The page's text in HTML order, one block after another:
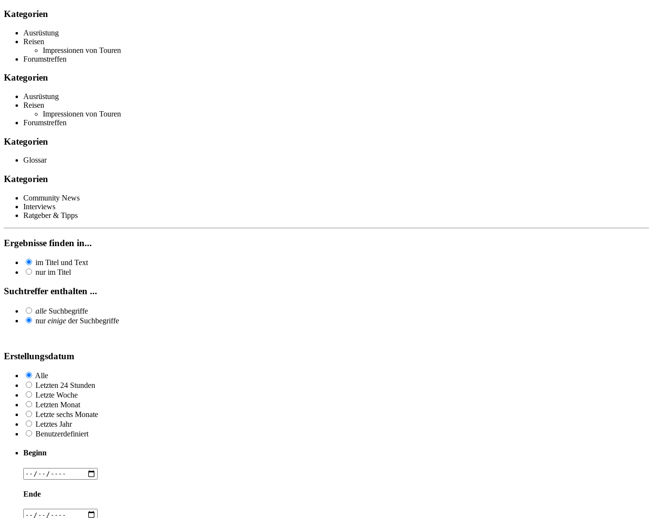
Kategorien
Ausrüstung
Reisen
Impressionen von Touren
Forumstreffen
Kategorien
Ausrüstung
Reisen
Impressionen von Touren
Forumstreffen
Kategorien
Glossar
Kategorien
Community News
Interviews
Ratgeber & Tipps
Ergebnisse finden in...
im Titel und Text
nur im Titel
Suchtreffer enthalten ...
alle Suchbegriffe
nureinige der Suchbegriffe
Erstellungsdatum
Alle
Letzten 24 Stunden
Letzte Woche
Letzten Monat
Letzte sechs Monate
Letztes Jahr
Benutzerdefiniert
Beginn
Ende